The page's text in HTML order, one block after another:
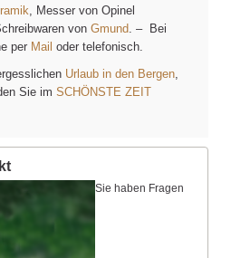
, Messer von Opinel
von Gmund . – Bei
per Mail oder telefonisch.
Urlaub in den Bergen
Sie im SCHÖNSTE ZEIT
Sie haben Fragen